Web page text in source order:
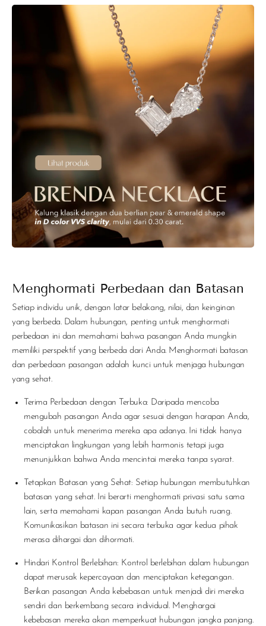
Menghormati Perbedaan dan Batasan
Setiap individu unik, dengan latar belakang, nilai, dan keinginan
yang berbeda. Dalam hubungan, penting untuk menghormati
perbedaan ini dan memahami bahwa pasangan Anda mungkin
memiliki perspektif yang berbeda dari Anda. Menghormati batasan
dan perbedaan pasangan adalah kunci untuk menjaga hubungan
yang sehat.
Terima Perbedaan dengan Terbuka: Daripada mencoba
mengubah pasangan Anda agar sesuai dengan harapan Anda,
cobalah untuk menerima mereka apa adanya. Ini tidak hanya
menciptakan lingkungan yang lebih harmonis tetapi juga
menunjukkan bahwa Anda mencintai mereka tanpa syarat.
Tetapkan Batasan yang Sehat: Setiap hubungan membutuhkan
batasan yang sehat. Ini berarti menghormati privasi satu sama
lain, serta memahami kapan pasangan Anda butuh ruang.
Komunikasikan batasan ini secara terbuka agar kedua pihak
merasa dihargai dan dihormati.
Hindari Kontrol Berlebihan: Kontrol berlebihan dalam hubungan
dapat merusak kepercayaan dan menciptakan ketegangan.
Berikan pasangan Anda kebebasan untuk menjadi diri mereka
sendiri dan berkembang secara individual. Menghargai
kebebasan mereka akan memperkuat hubungan jangka panjang.